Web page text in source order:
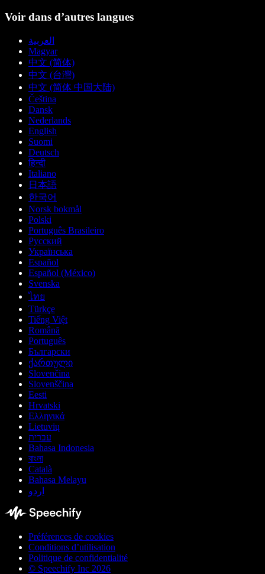
Voir dans d’autres langues
العربية
Magyar
中文 (简体)
中文 (台灣)
中文 (简体 中国大陆)
Čeština
Dansk
Nederlands
English
Suomi
Deutsch
हिन्दी
Italiano
日本語
한국어
Norsk bokmål
Polski
Português Brasileiro
Русский
Українська
Español
Español (México)
Svenska
ไทย
Türkçe
Tiếng Việt
Română
Português
Български
ქართული
Slovenčina
Slovenščina
Eesti
Hrvatski
Ελληνικά
Lietuvių
עברית
Bahasa Indonesia
বাংলা
Català
Bahasa Melayu
اردو
Préférences de cookies
Conditions d’utilisation
Politique de confidentialité
© Speechify Inc 2026